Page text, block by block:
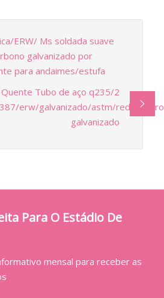
ERW/ Ms soldada suave
galvanizado por
para andaimes/estufa
Tubo de aço q235/2
erw/galvanizado/astm/redondo/
galvanizado
Para O Estádio De
mensal para receber as